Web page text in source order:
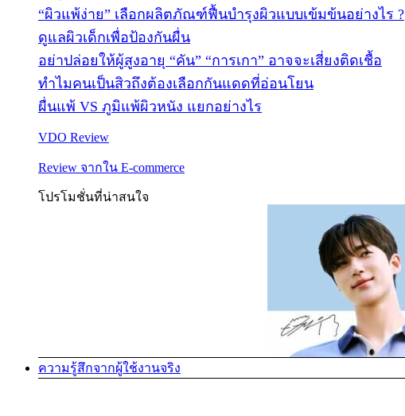
“ผิวแพ้ง่าย” เลือกผลิตภัณฑ์ฟื้นบำรุงผิวแบบเข้มข้นอย่างไร ?
ดูแลผิวเด็กเพื่อป้องกันผื่น
อย่าปล่อยให้ผู้สูงอายุ “คัน” “การเกา” อาจจะเสี่ยงติดเชื้อ
ทำไมคนเป็นสิวถึงต้องเลือกกันแดดที่อ่อนโยน
ผื่นแพ้ VS ภูมิแพ้ผิวหนัง แยกอย่างไร
VDO Review
Review จากใน E-commerce
โปรโมชั่นที่น่าสนใจ
ความรู้สึกจากผู้ใช้งานจริง